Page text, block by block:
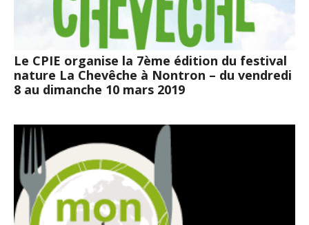
Le CPIE organise la 7ème édition du festival
nature La Chevêche à Nontron – du vendredi
8 au dimanche 10 mars 2019